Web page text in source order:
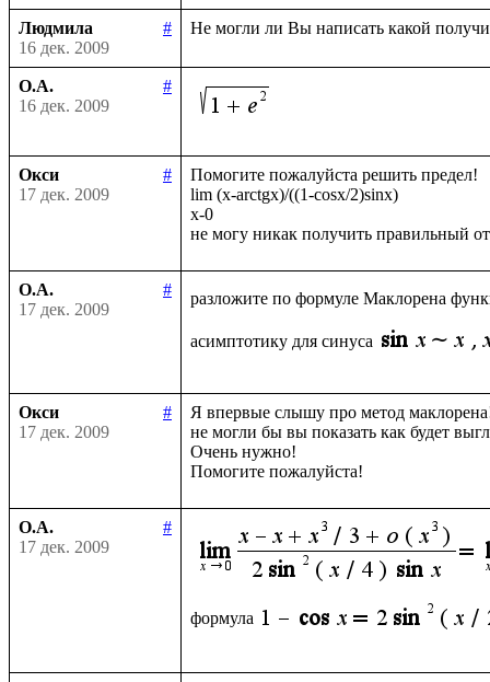
Людмила
#
16 дек. 2009
О.А.
#
16 дек. 2009
Окси
#
17 дек. 2009
Помогите пожалуйста решить предел!
lim (x-arctgx)/((1-cosx/2)sinx)
x-0
О.А.
#
17 дек. 2009
разложите по формуле Маклорена
асимптотику для синуса
Окси
#
17 дек. 2009
Я впервые слышу про метод
не могли бы вы показать как будет
Очень нужно!
О.А.
#
17 дек. 2009
формула